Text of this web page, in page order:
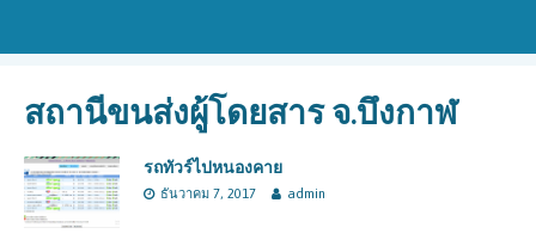
สถานีขนส่งผู้โดยสาร จ.บึงกาฬ
รถทัวร์ไปหนองคาย
ธันวาคม 7, 2017 admin